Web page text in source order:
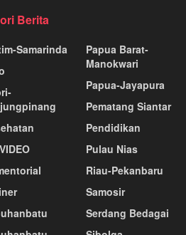
Berita
Samarinda
Papua Barat-
Manokwari
Papua-Jayapura
Pematang Siantar
Pendidikan
Pulau Nias
Riau-Pekanbaru
Samosir
Serdang Bedagai